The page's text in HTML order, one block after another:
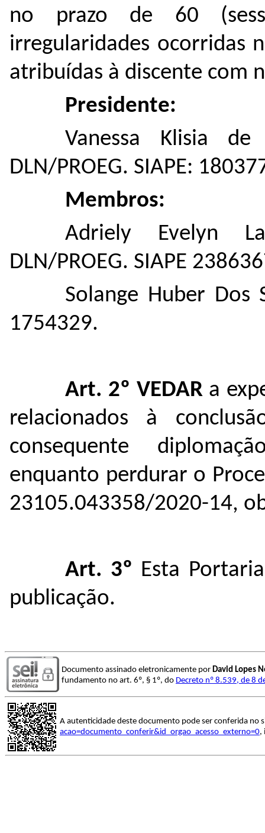
no prazo de 60
irregularidades ocorridas
atribuídas à discente com
Presidente:
Vanessa Klisia
DLN/PROEG. SIAPE:
Membros:
Adriely Evelyn
DLN/PROEG. SIAPE
Solange Huber Dos
1754329.
Art. 2º VEDARa
relacionados à
consequente
enquanto perdurar o
23105.043358/2020-14,
Art. 3º Esta
publicação.
Documento assinado eletronicamente por David Lopes
fundamento no art. 6º, § 1º, do Decreto nº 8.539, de 8
A autenticidade deste documento pode ser conferida no
acao=documento_conferir&id_orgao_acesso_externo=0,